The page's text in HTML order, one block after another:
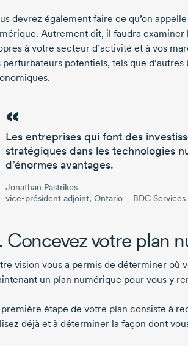
devrez également faire ce qu’on
Autrement dit, il faudra
à votre secteur d’activité et à vos
perturbateurs potentiels, tels que
Les entreprises qui font des
stratégiques dans les technologies
d’énormes avantages.
Jonathan Pastrikos
vice-président adjoint, Ontario – BDC Services
Concevez votre plan
vision vous a permis de déterminer où
un plan numérique pour vous y
première étape de votre plan consiste à
déjà et à déterminer la façon dont